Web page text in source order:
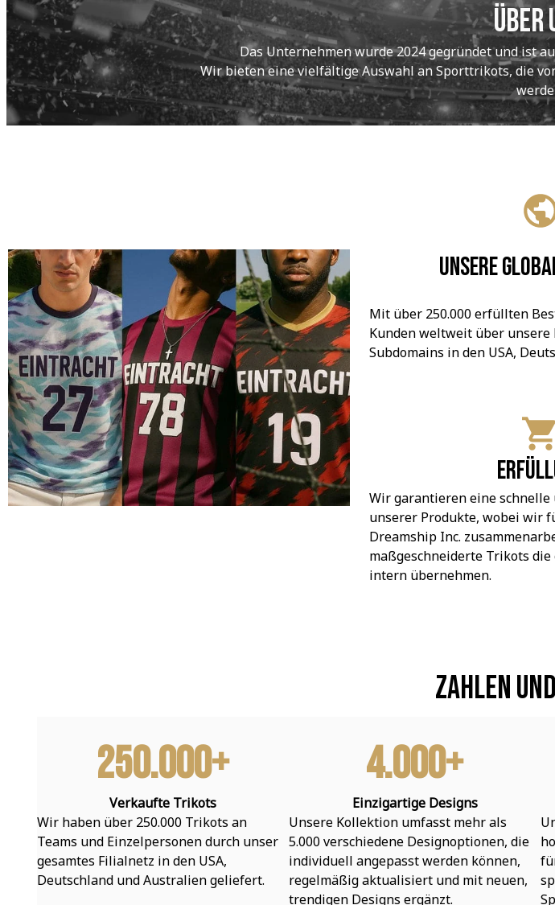
Über
Das Unternehmen wurde 2024 gegründet und ist
Wir bieten eine vielfältige Auswahl an Sporttrikots, die
Unsere
Mit über 250.000 erfüllten
Kunden weltweit über
Subdomains in den USA,
Wir garantieren eine
unserer Produkte, wobei wir
Dreamship Inc.
maßgeschneiderte Trikots
intern übernehmen.
Zahlen
250.000+
Verkaufte Trikots
Wir haben über 250.000 Trikots an
Teams und Einzelpersonen durch unser
gesamtes Filialnetz in den USA,
Deutschland und Australien geliefert.
4.000+
Einzigartige Designs
Unsere Kollektion umfasst mehr als
5.000 verschiedene Designoptionen, die
individuell angepasst werden können,
regelmäßig aktualisiert und mit neuen,
trendigen Designs ergänzt.